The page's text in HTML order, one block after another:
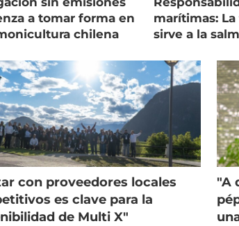
a tomar forma en
chilena
marítimas:
sirve a la
con proveedores locales
es clave para la
de Multi X"
"A